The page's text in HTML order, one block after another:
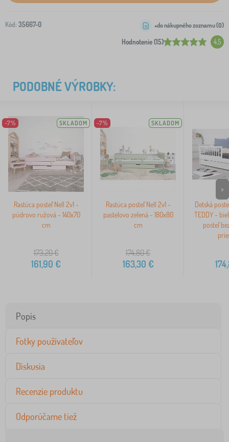
Kód: 35667-0
Hodnotenie (15) 4.5
+do nákupného zoznamu (0)
PODOBNÉ VÝROBKY:
-7% SKLADOM
Rastúca posteľ Nell 2v1 -
púdrovo ružová - 140x70
cm
173,20€
161,90 €
-7% SKLADOM
Rastúca posteľ Nell 2v1 -
pastelovo zelená - 180x80
cm
174,80€
163,30 €
Detská
TEDDY -
posteľ
>
Popis
Fotky používateľov
Diskusia
Recenzie produktu
Odporúčame tiež